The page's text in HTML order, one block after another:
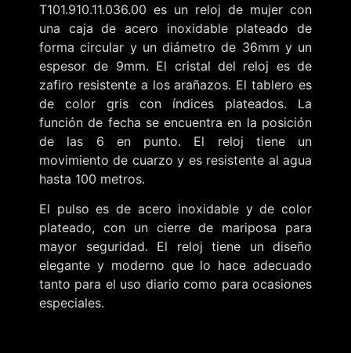
T101.910.11.036.00 es un reloj de mujer con
una caja de acero inoxidable plateado de
forma circular y un diámetro de 36mm y un
espesor de 9mm. El cristal del reloj es de
zafiro resistente a los arañazos. El tablero es
de color gris con índices plateados. La
función de fecha se encuentra en la posición
de las 6 en punto. El reloj tiene un
movimiento de cuarzo y es resistente al agua
hasta 100 metros.
El pulso es de acero inoxidable y de color
plateado, con un cierre de mariposa para
mayor seguridad. El reloj tiene un diseño
elegante y moderno que lo hace adecuado
tanto para el uso diario como para ocasiones
especiales.